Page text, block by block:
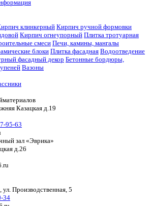
клинкерный Кирпич ручной формовки
Кирпич огнеупорный Плитка тротуарная
смеси Печи, камины, мангалы
блоки Плитка фасадная Водоотведение
фасадный декор Бетонные бордюры,
Вазоны
Казацкая д.19
95-63
зал «Эврика»
д.26
Производственная, 5
34